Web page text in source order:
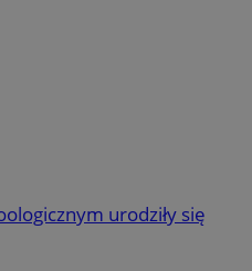
urodziły się